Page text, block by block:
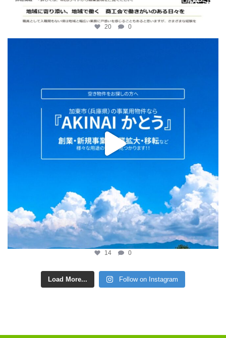
20 0
14 0
Load More... Follow on Instagram